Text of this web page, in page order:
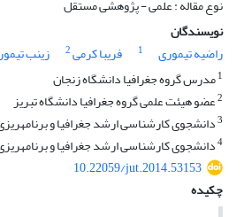
نوع مقاله : علمی - پژوهشی مستقل
نویسندگان
راضیه تیموری
1 فریبا کرمی2 زینب
1مدرس گروه جغرافیا دانشگاه زنجان
2عضو هیئت علمی گروه جغرافیا دانشگاه تبریز
3دانشجوی کارشناسی ارشد جغرافیا و
4دانشجوی کارشناسی ارشد جغرافیا و
10.22059/jut.2014.53153
چکیده